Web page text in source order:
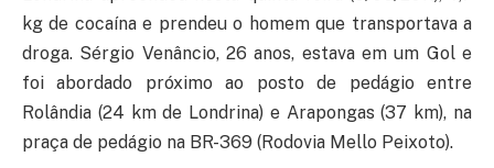
kg de cocaína e prendeu o homem que transportava a
droga. Sérgio Venâncio, 26 anos, estava em um Gol e
foi abordado próximo ao posto de pedágio entre
Rolândia (24 km de Londrina) e Arapongas (37 km), na
praça de pedágio na BR-369 (Rodovia Mello Peixoto).